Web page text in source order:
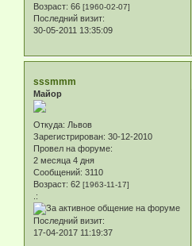
Возраст: 66 [1960-02-07]
Последний визит:
30-05-2011 13:35:09
sssmmm
Майор
Откуда: Львов
Зарегистрирован: 30-12-2010
Провел на форуме:
2 месяца 4 дня
Сообщений: 3110
Возраст: 62 [1963-11-17]
.:
Последний визит:
17-04-2017 11:19:37